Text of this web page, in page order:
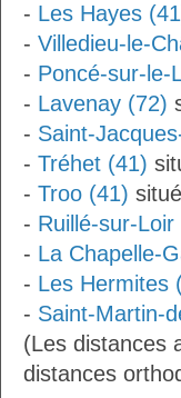
- Les Hayes
- Villedieu-le-
- Poncé-sur-le-
- Lavenay (72)
- Saint-
- Tréhet (41)
- Troo (41)
- Ruillé-sur-Loir
- La Chapelle-
- Les Hermites
- Saint-Martin-
(Les distances
distances